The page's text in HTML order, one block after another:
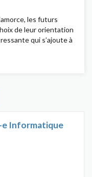
les futurs
de leur orientation
qui s’ajoute à
e Informatique